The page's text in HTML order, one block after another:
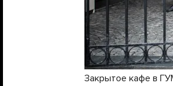
Закрытое кафе в